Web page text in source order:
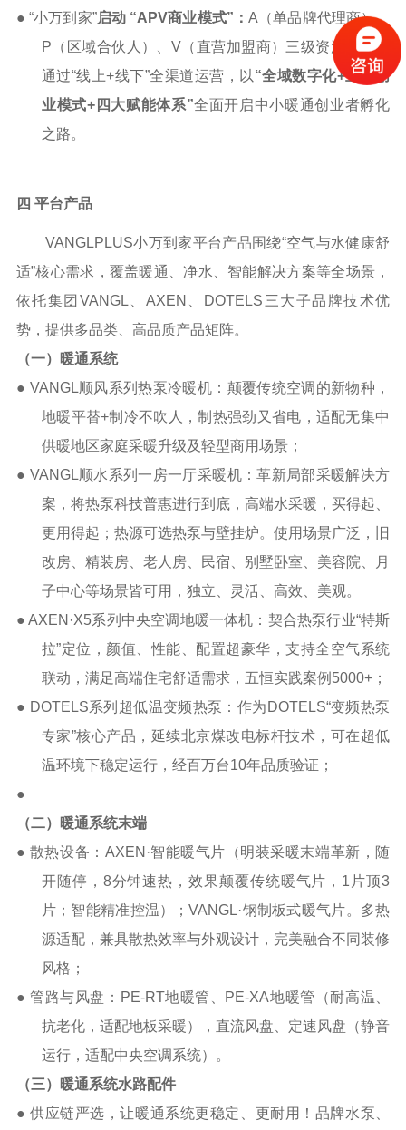
● “小万到家”启动 “APV商业模式” ：A （单品牌代理商）、
P （区域合伙人）、 V（直营加盟商）三级资源互通，
通过“线上+线下”全渠道运营，以 “全域数字化+五轻创
业模式+四大赋能体系”全面开启中小暖通创业者孵化
之路。
四 平台产品
VANGLPLUS小万到家平台产品围绕“空气与水健康舒
适”核心需求，覆盖暖通、净水、智能解决方案等全场景，
依托集团VANGL、AXEN、DOTELS三大子品牌技术优
势，提供多品类、高品质产品矩阵。
（一）暖通系统
● VANGL顺风系列热泵冷暖机：颠覆传统空调的新物种，
地暖平替+制冷不吹人，制热强劲又省电，适配无集中
供暖地区家庭采暖升级及轻型商用场景；
● VANGL顺水系列一房一厅采暖机：革新局部采暖解决方
案，将热泵科技普惠进行到底，高端水采暖，买得起、
更用得起；热源可选热泵与壁挂炉。使用场景广泛，旧
改房、精装房、老人房、民宿、别墅卧室、美容院、月
子中心等场景皆可用 ，独立、灵活、高效、美观。
●AXEN ·X5系列中央空调地暖一体机：契合热泵行业“特斯
拉”定位，颜值、性能、配置超豪华，支持全空气系统
联动，满足高端住宅舒适需求，五恒实践案例 5000+；
● DOTELS系列超低温变频热泵：作为 DOTELS“变频热泵
专家”核心产品，延续北京煤改电标杆技术，可在超低
温环境下稳定运行，经百万台10年品质验证；
●
（二）暖通系统末端
● 散热设备： AXEN ·智能暖气片（明装采暖末端革新，随
开随停， 8分钟速热，效果颠覆传统暖气片， 1 片顶3
片；智能精准控温）；VANGL·钢制板式暖气片。多热
源适配，兼具散热效率与外观设计，完美融合不同装修
风格；
●管路与风盘： PE-RT地暖管、 PE-XA地暖管（耐高温、
抗老化，适配地板采暖），直流风盘、定速风盘（静音
运行，适配中央空调系统）。
（三）暖通系统水路配件
● 供应链严选，让暖通系统更稳定、更耐用！品牌水泵、